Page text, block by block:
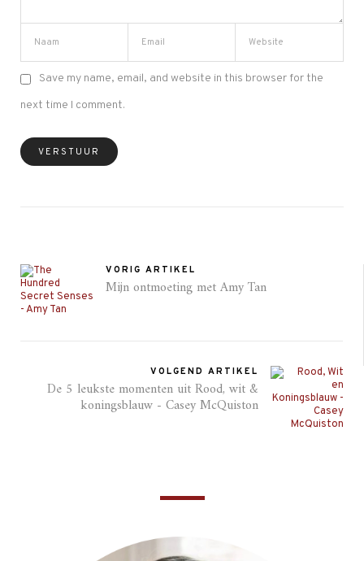
Save my name, email, and website in this browser for the
next time I comment.
VORIG ARTIKEL
Mijn ontmoeting met Amy Tan
VOLGEND ARTIKEL
De 5 leukste momenten uit Rood, wit &
koningsblauw - Casey McQuiston